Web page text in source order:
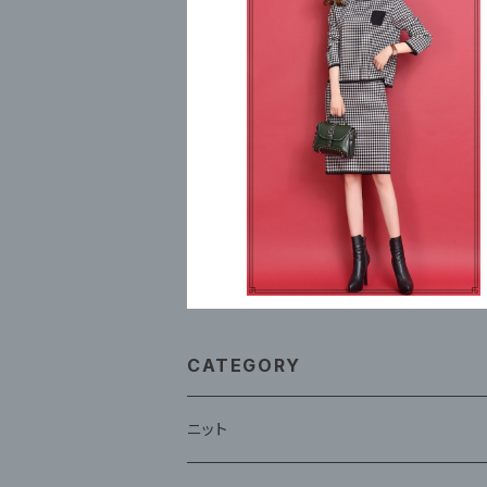
セットアップ 2ピース ニットスーツ ス
セーター 2色
¥12,980
CATEGORY
ニット